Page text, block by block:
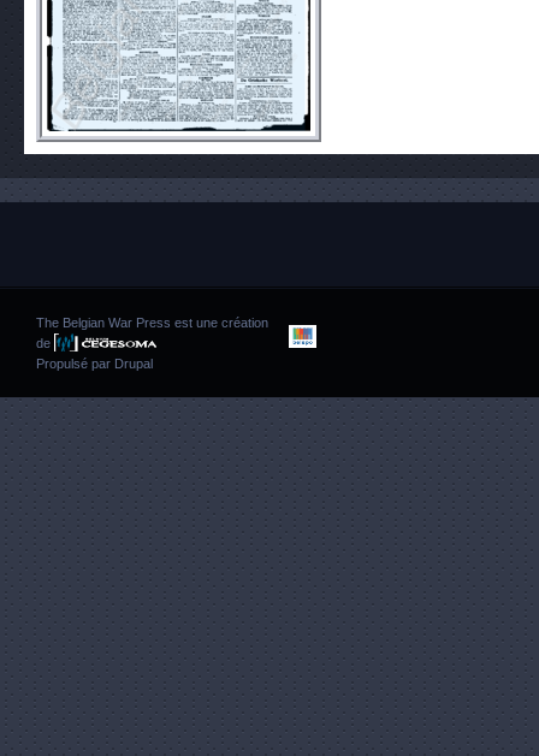
The Belgian War Press est une création
de
Propulsé par Drupal